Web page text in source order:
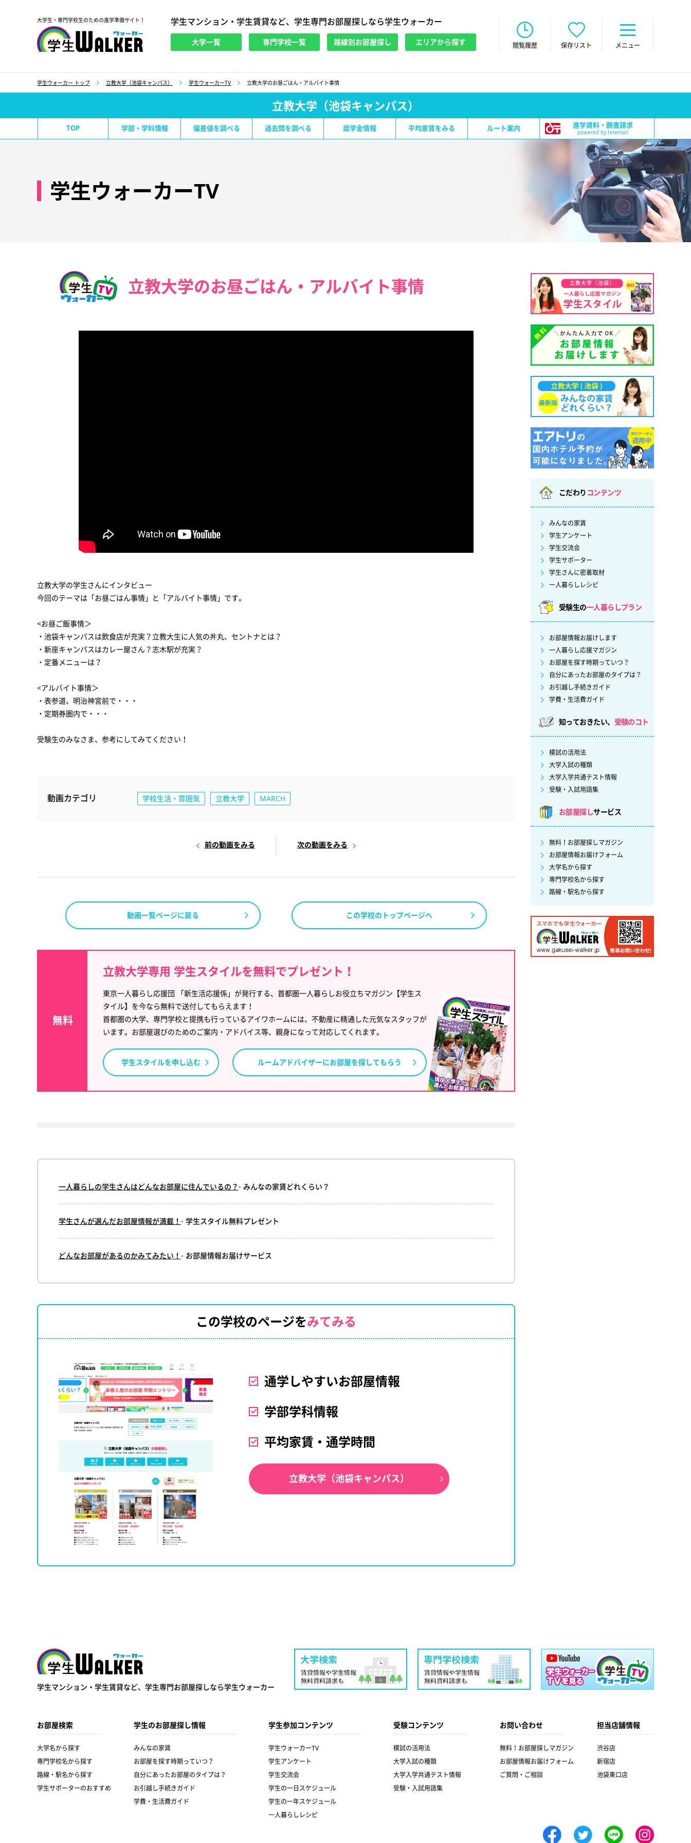
大学生・専門学校生のための進学準備サイト！ 学生マンション・学生賃貸など、学生専門お部屋探しなら学生ウォーカー
大学一覧 専門学校一覧 路線別お部屋探し エリアから探す 閲覧履歴 保存リスト メニュー
学生ウォーカー トップ 立教大学（池袋キャンパス） 学生ウォーカーTV 立教大学のお昼ごはん・アルバイト事情
立教大学（池袋キャンパス）
TOP 学部・学科情報 偏差値を調べる 過去問を調べる 奨学金情報 平均家賃をみる ルート案内 進学資料・願書請求
powered by telemail
学生ウォーカーTV
立教大学のお昼ごはん・アルバイト事情
立教大学の学生さんにインタビュー
今回のテーマは「お昼ごはん事情」と「アルバイト事情」です。
<お昼ご飯事情＞
・池袋キャンパスは飲食店が充実？立教大生に人気の丼丸、セントナとは？
・新座キャンパスはカレー屋さん？志木駅が充実？
・定番メニューは？
<アルバイト事情＞
・表参道、明治神宮前で・・・
・定期券圏内で・・・
受験生のみなさま、参考にしてみてください！
動画カテゴリ 学校生活・雰囲気 立教大学 MARCH
前の動画をみる 次の動画をみる
動画一覧ページに戻る この学校のトップページへ
無料
立教大学専用 学生スタイルを無料でプレゼント！
東京一人暮らし応援団 「新生活応援係」が発行する、首都圏一人暮らしお役立ちマガジン【学生ス
タイル】を今なら無料で送付してもらえます！
首都圏の大学、専門学校と提携も行っているアイワホームには、不動産に精通した元気なスタッフが
います。お部屋選びのためのご案内・アドバイス等、親身になって対応してくれます。
学生スタイルを申し込む ルームアドバイザーにお部屋を探してもらう
一人暮らしの学生さんはどんなお部屋に住んでいるの？- みんなの家賃どれくらい？
学生さんが選んだお部屋情報が満載！ - 学生スタイル無料プレゼント
どんなお部屋があるのかみてみたい！ - お部屋情報お届けサービス
この学校のページをみてみる
通学しやすいお部屋情報
学部学科情報
平均家賃・通学時間
立教大学（池袋キャンパス）
立教大学（池袋）
こだわり コンテンツ
みんなの家賃
学生アンケート
学生交流会
学生サポーター
学生さんに密着取材
一人暮らしレシピ
受験生の一人暮らしプラン
お部屋情報お届けします
一人暮らし応援マガジン
お部屋を探す時期っていつ？
自分にあったお部屋のタイプは？
お引越し手続きガイド
学費・生活費ガイド
知っておきたい、 受験のコト
模試の活用法
大学入試の種類
大学入学共通テスト情報
受験・入試用語集
お部屋探しサービス
無料！お部屋探しマガジン
お部屋情報お届けフォーム
大学名から探す
専門学校名から探す
路線・駅名から探す
学生ウォーカー
学生マンション・学生賃貸など、 学生専門お部屋探しなら学生ウォーカー
お部屋検索
大学名から探す
専門学校名から探す
路線・駅名から探す
学生サポーターのおすすめ
学生のお部屋探し情報
みんなの家賃
お部屋を探す時期っていつ？
自分にあったお部屋のタイプは？
お引越し手続きガイド
学費・生活費ガイド
学生参加コンテンツ
学生ウォーカーTV
学生アンケート
学生交流会
学生の一日スケジュール
学生の一年スケジュール
一人暮らしレシピ
受験コンテンツ
模試の活用法
大学入試の種類
大学入学共通テスト情報
受験・入試用語集
お問い合わせ
無料！お部屋探しマガジン
お部屋情報お届けフォーム
ご質問・ご相談
担当店舗情報
渋谷店
新宿店
池袋東口店